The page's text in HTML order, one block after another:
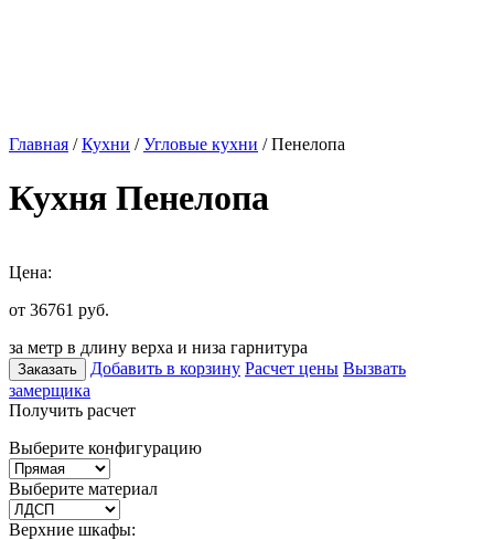
Главная /Кухни /Угловые кухни / Пенелопа
Кухня Пенелопа
Цена:
от 36761 руб.
за метр в длину верха и низа гарнитура
Заказать Добавить в корзину Расчет цены Вызвать
замерщика
Получить расчет
Выберите конфигурацию
Выберите материал
Верхние шкафы: